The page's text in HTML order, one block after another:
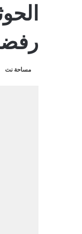
مساحة نت